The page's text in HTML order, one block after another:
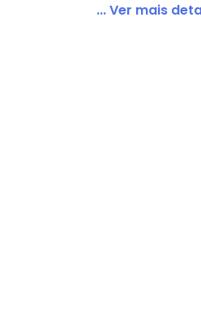
Longa em Viscose Mullet
... Ver mais